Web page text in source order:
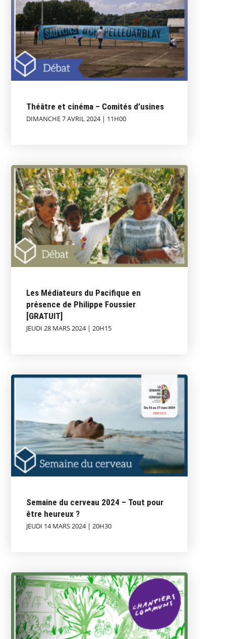
Théâtre et cinéma – Comités d’usines
DIMANCHE 7 AVRIL 2024 | 11H00
Les Médiateurs du Pacifique en
présence de Philippe Foussier
[GRATUIT]
JEUDI 28 MARS 2024 | 20H15
Semaine du cerveau 2024 – Tout pour
être heureux ?
JEUDI 14 MARS 2024 | 20H30